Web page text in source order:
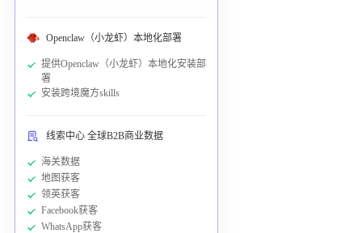
Openclaw（小龙虾）本地化部署
提供Openclaw（小龙虾）本地化安装部
署
安装跨境魔方skills
线索中心 全球B2B商业数据
海关数据
地图获客
领英获客
Facebook获客
WhatsApp获客